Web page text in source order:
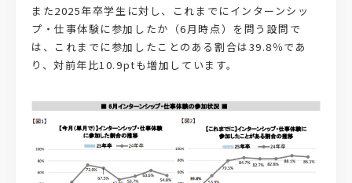
また2025年卒学生に対し、これまでにインターンシッ
プ・仕事体験に参加したか（6月時点）を問う設問で
は、これまでに参加したことのある割合は39.8％であ
り、対前年比10.9ptも増加しています。